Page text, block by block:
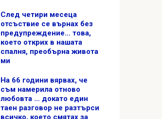
След четири месеца
отсъствие се върнах без
предупреждение… това,
което открих в нашата
спалня, преобърна живота
ми
На 66 години вярвах, че
съм намерила отново
любовта … докато един
таен разговор не разтърси
всичко, което смятах за